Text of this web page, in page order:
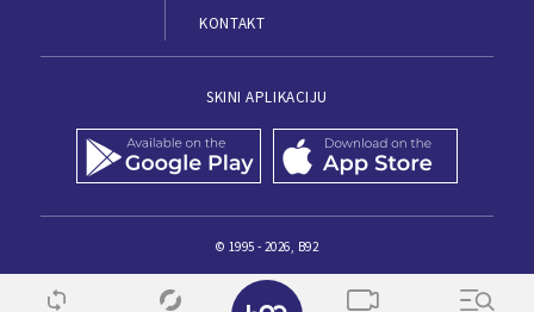
KONTAKT
SKINI APLIKACIJU
© 1995 - 2026, B92